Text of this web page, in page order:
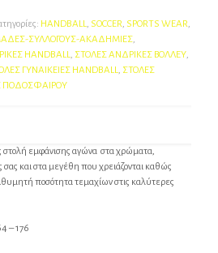
HANDBALL, SOCCER, SPORTS WEAR,
ΣΥΛΛΟΓΟΥΣ-AΚΑΔΗΜΙΕΣ,
HANDBALL, ΣΤΟΛΕΣ ΑΝΔΡΙΚΕΣ ΒΟΛΛΕΥ,
ΓΥΝΑΙΚΕΙΕΣ HANDBALL, ΣΤΟΛΕΣ
ΠΟΔΟΣΦΑΙΡΟΥ
στολή εμφάνισης αγώνα στα χρώματα,
σας και στα μεγέθη που χρειάζονται καθώς
ποσότητα τεμαχίων στις καλύτερες
– 176